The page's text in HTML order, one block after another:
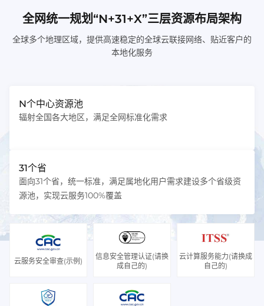
全网统一规划“N+31+X”三层资源布局架构
全球多个地理区域，提供高速稳定的全球云联接网络、贴近客户的
本地化服务
N个中心资源池
辐射全国各大地区，满足全网标准化需求
31个省
面向31个省，统一标准，满足属地化用户需求建设多个省级资
源池，实现云服务100%覆盖
云服务安全审查(示例)
信息安全管理认证(请换
成自己的)
云计算服务能力(请换成
自己的)